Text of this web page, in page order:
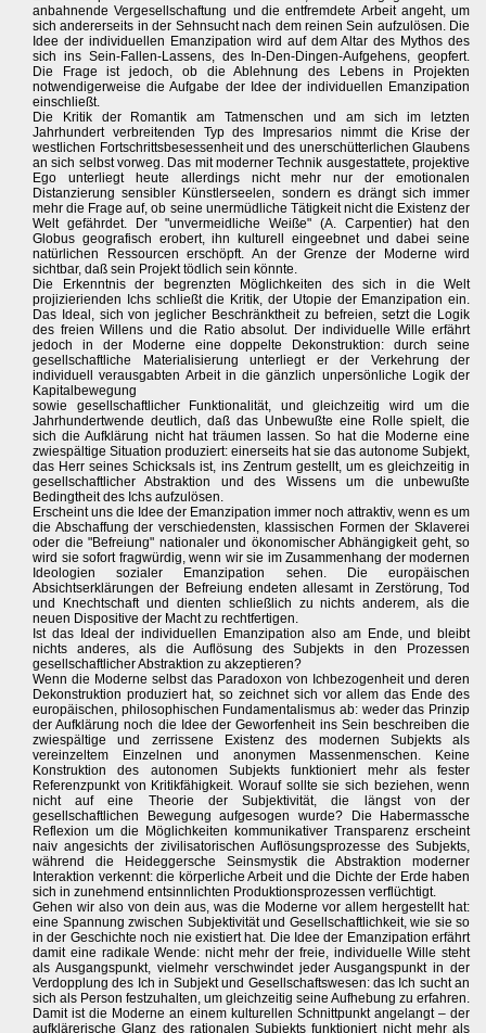
anbahnende Vergesellschaftung und die entfremdete Arbeit angeht, um
sich andererseits in der Sehnsucht nach dem reinen Sein aufzulösen. Die
Idee der individuellen Emanzipation wird auf dem Altar des Mythos des
sich ins Sein-Fallen-Lassens, des In-Den-Dingen-Aufgehens, geopfert.
Die Frage ist jedoch, ob die Ablehnung des Lebens in Projekten
notwendigerweise die Aufgabe der Idee der individuellen Emanzipation
einschließt.
Die Kritik der Romantik am Tatmenschen und am sich im letzten
Jahrhundert verbreitenden Typ des Impresarios nimmt die Krise der
westlichen Fortschrittsbesessenheit und des unerschütterlichen Glaubens
an sich selbst vorweg. Das mit moderner Technik ausgestattete, projektive
Ego unterliegt heute allerdings nicht mehr nur der emotionalen
Distanzierung sensibler Künstlerseelen, sondern es drängt sich immer
mehr die Frage auf, ob seine unermüdliche Tätigkeit nicht die Existenz der
Welt gefährdet. Der "unvermeidliche Weiße" (A. Carpentier) hat den
Globus geografisch erobert, ihn kulturell eingeebnet und dabei seine
natürlichen Ressourcen erschöpft. An der Grenze der Moderne wird
sichtbar, daß sein Projekt tödlich sein könnte.
Die Erkenntnis der begrenzten Möglichkeiten des sich in die Welt
projizierienden Ichs schließt die Kritik, der Utopie der Emanzipation ein.
Das Ideal, sich von jeglicher Beschränktheit zu befreien, setzt die Logik
des freien Willens und die Ratio absolut. Der individuelle Wille erfährt
jedoch in der Moderne eine doppelte Dekonstruktion: durch seine
gesellschaftliche Materialisierung unterliegt er der Verkehrung der
individuell verausgabten Arbeit in die gänzlich unpersönliche Logik der
Kapitalbewegung
sowie gesellschaftlicher Funktionalität, und gleichzeitig wird um die
Jahrhundertwende deutlich, daß das Unbewußte eine Rolle spielt, die
sich die Aufklärung nicht hat träumen lassen. So hat die Moderne eine
zwiespältige Situation produziert: einerseits hat sie das autonome Subjekt,
das Herr seines Schicksals ist, ins Zentrum gestellt, um es gleichzeitig in
gesellschaftlicher Abstraktion und des Wissens um die unbewußte
Bedingtheit des Ichs aufzulösen.
Erscheint uns die Idee der Emanzipation immer noch attraktiv, wenn es um
die Abschaffung der verschiedensten, klassischen Formen der Sklaverei
oder die "Befreiung" nationaler und ökonomischer Abhängigkeit geht, so
wird sie sofort fragwürdig, wenn wir sie im Zusammenhang der modernen
Ideologien sozialer Emanzipation sehen. Die europäischen
Absichtserklärungen der Befreiung endeten allesamt in Zerstörung, Tod
und Knechtschaft und dienten schließlich zu nichts anderem, als die
neuen Dispositive der Macht zu rechtfertigen.
Ist das Ideal der individuellen Emanzipation also am Ende, und bleibt
nichts anderes, als die Auflösung des Subjekts in den Prozessen
gesellschaftlicher Abstraktion zu akzeptieren?
Wenn die Moderne selbst das Paradoxon von Ichbezogenheit und deren
Dekonstruktion produziert hat, so zeichnet sich vor allem das Ende des
europäischen, philosophischen Fundamentalismus ab: weder das Prinzip
der Aufklärung noch die Idee der Geworfenheit ins Sein beschreiben die
zwiespältige und zerrissene Existenz des modernen Subjekts als
vereinzeltem Einzelnen und anonymen Massenmenschen. Keine
Konstruktion des autonomen Subjekts funktioniert mehr als fester
Referenzpunkt von Kritikfähigkeit. Worauf sollte sie sich beziehen, wenn
nicht auf eine Theorie der Subjektivität, die längst von der
gesellschaftlichen Bewegung aufgesogen wurde? Die Habermassche
Reflexion um die Möglichkeiten kommunikativer Transparenz erscheint
naiv angesichts der zivilisatorischen Auflösungsprozesse des Subjekts,
während die Heideggersche Seinsmystik die Abstraktion moderner
Interaktion verkennt: die körperliche Arbeit und die Dichte der Erde haben
sich in zunehmend entsinnlichten Produktionsprozessen verflüchtigt.
Gehen wir also von dein aus, was die Moderne vor allem hergestellt hat:
eine Spannung zwischen Subjektivität und Gesellschaftlichkeit, wie sie so
in der Geschichte noch nie existiert hat. Die Idee der Emanzipation erfährt
damit eine radikale Wende: nicht mehr der freie, individuelle Wille steht
als Ausgangspunkt, vielmehr verschwindet jeder Ausgangspunkt in der
Verdopplung des Ich in Subjekt und Gesellschaftswesen: das Ich sucht an
sich als Person festzuhalten, um gleichzeitig seine Aufhebung zu erfahren.
Damit ist die Moderne an einem kulturellen Schnittpunkt angelangt – der
aufklärerische Glanz des rationalen Subjekts funktioniert nicht mehr als